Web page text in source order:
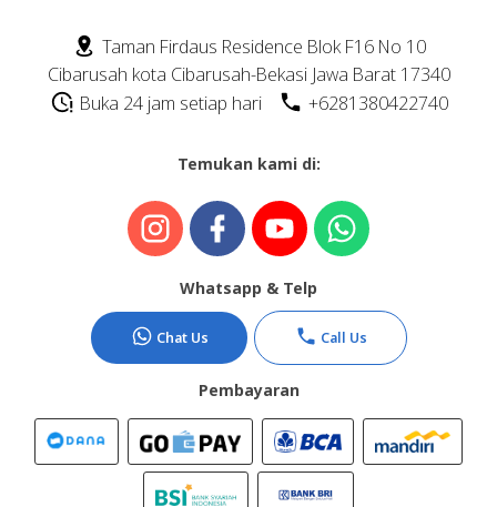
Sprunki Mods
Taman Firdaus Residence Blok F16 No 10
Cibarusah kota Cibarusah-Bekasi Jawa Barat 17340
Buka 24 jam setiap hari
+6281380422740
Temukan kami di:
Whatsapp & Telp
Chat Us Call Us
Pembayaran